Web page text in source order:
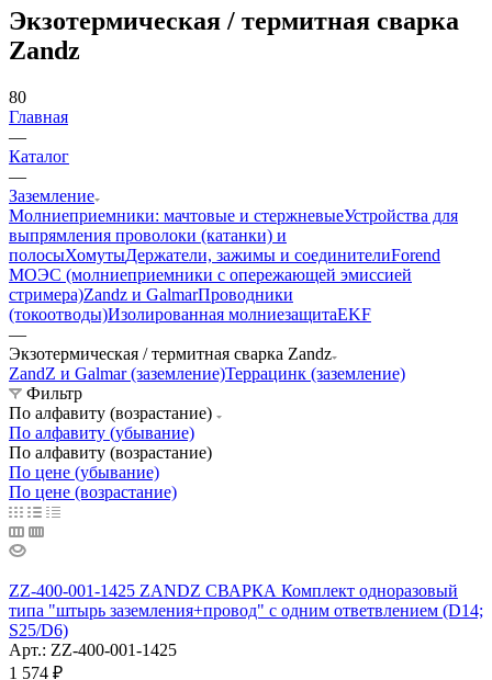
Экзотермическая / термитная сварка
Zandz
80
Главная
—
Каталог
—
Заземление
Молниеприемники: мачтовые и стержневыеУстройства для
выпрямления проволоки (катанки) и
полосыХомутыДержатели, зажимы и соединителиForend
МОЭС (молниеприемники с опережающей эмиссией
стримера)Zandz и GalmarПроводники
(токоотводы)Изолированная молниезащитаEKF
—
Экзотермическая / термитная сварка Zandz
ZandZ и Galmar (заземление)Террацинк (заземление)
Фильтр
По алфавиту (возрастание)
По алфавиту (убывание)
По алфавиту (возрастание)
По цене (убывание)
По цене (возрастание)
ZZ-400-001-1425 ZANDZ СВАРКА Комплект одноразовый
типа "штырь заземления+провод" с одним ответвлением (D14;
S25/D6)
Арт.: ZZ-400-001-1425
1 574 ₽